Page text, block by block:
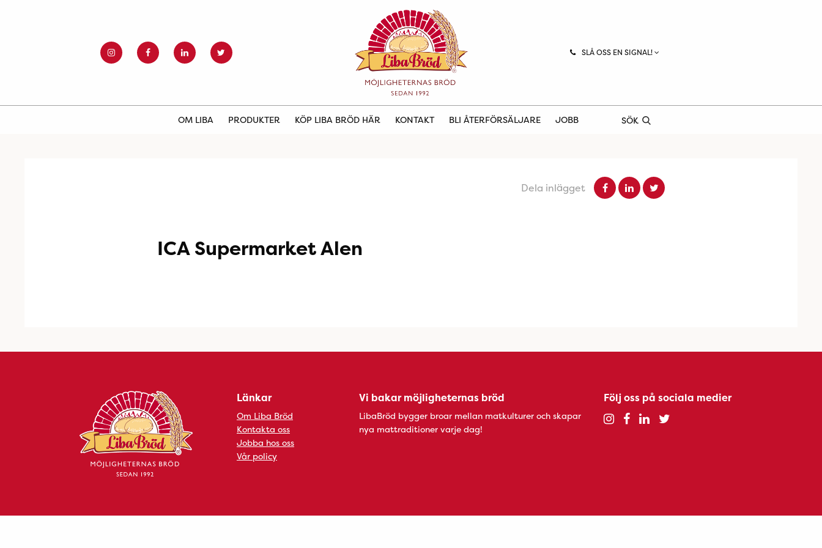
SLÅ OSS EN SIGNAL!
OM LIBA PRODUKTER KÖP LIBA BRÖD HÄR KONTAKT BLI ÅTERFÖRSÄLJARE JOBB SÖK
Dela inlägget
ICA Supermarket Alen
Länkar
Om Liba Bröd
Kontakta oss
Jobba hos oss
Vår policy
Vi bakar möjligheternas bröd
LibaBröd bygger broar mellan matkulturer och skapar
nya mattraditioner varje dag!
Följ oss på sociala medier